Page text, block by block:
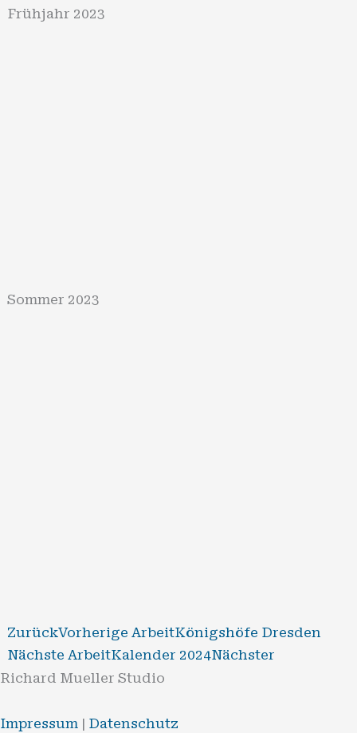
Frühjahr 2023
Sommer 2023
ZurückVorherige ArbeitKönigshöfe Dresden
Nächste ArbeitKalender 2024Nächster
Richard Mueller Studio
Impressum | Datenschutz